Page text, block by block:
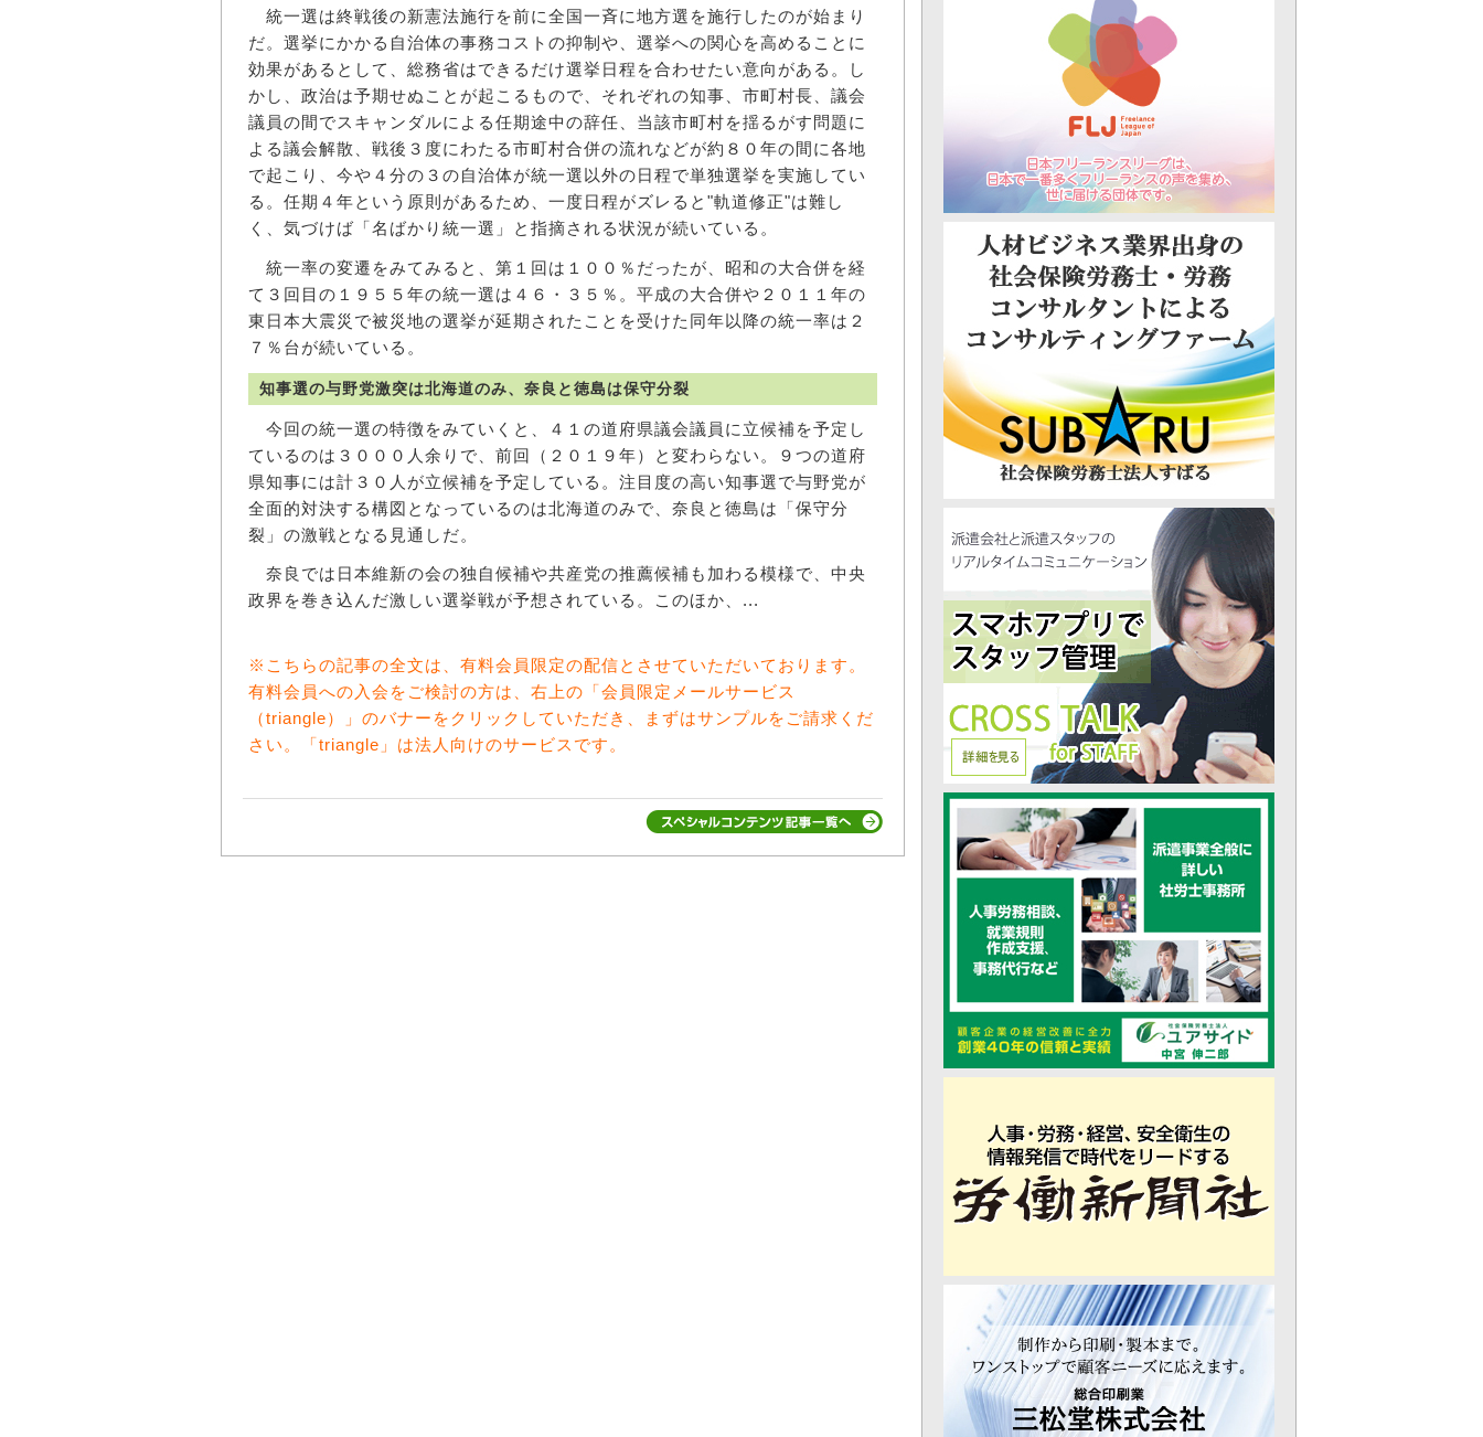
統一選は終戦後の新憲法施行を前に全国一斉に地方選を施行したのが始まり
だ。選挙にかかる自治体の事務コストの抑制や、選挙への関心を高めることに
効果があるとして、総務省はできるだけ選挙日程を合わせたい意向がある。し
かし、政治は予期せぬことが起こるもので、それぞれの知事、市町村長、議会
議員の間でスキャンダルによる任期途中の辞任、当該市町村を揺るがす問題に
よる議会解散、戦後３度にわたる市町村合併の流れなどが約８０年の間に各地
で起こり、今や４分の３の自治体が統一選以外の日程で単独選挙を実施してい
る。任期４年という原則があるため、一度日程がズレると"軌道修正"は難し
く、気づけば「名ばかり統一選」と指摘される状況が続いている。
統一率の変遷をみてみると、第１回は１００％だったが、昭和の大合併を経
て３回目の１９５５年の統一選は４６・３５％。平成の大合併や２０１１年の
東日本大震災で被災地の選挙が延期されたことを受けた同年以降の統一率は２
７％台が続いている。
知事選の与野党激突は北海道のみ、奈良と徳島は保守分裂
今回の統一選の特徴をみていくと、４１の道府県議会議員に立候補を予定し
ているのは３０００人余りで、前回（２０１９年）と変わらない。９つの道府
県知事には計３０人が立候補を予定している。注目度の高い知事選で与野党が
全面的対決する構図となっているのは北海道のみで、奈良と徳島は「保守分
裂」の激戦となる見通しだ。
奈良では日本維新の会の独自候補や共産党の推薦候補も加わる模様で、中央
政界を巻き込んだ激しい選挙戦が予想されている。このほか、...
※こちらの記事の全文は、有料会員限定の配信とさせていただいております。
有料会員への入会をご検討の方は、右上の「会員限定メールサービス
（triangle）」のバナーをクリックしていただき、まずはサンプルをご請求くだ
さい。「triangle」は法人向けのサービスです。